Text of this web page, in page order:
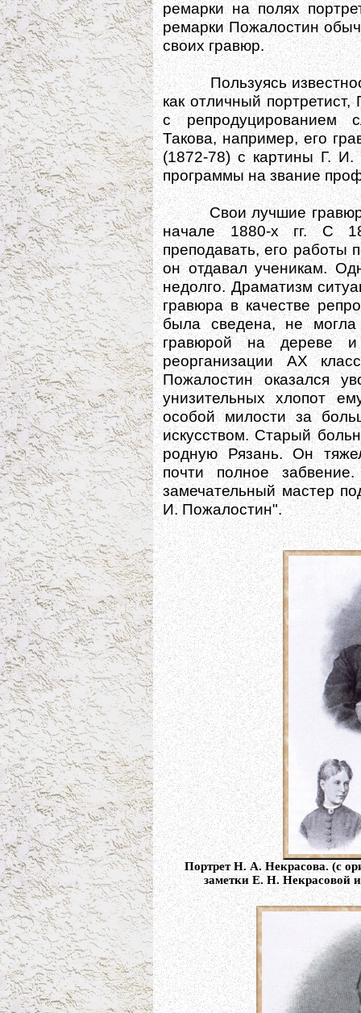
ремарки на полях
ремарки Пожалостин
своих гравюр.
Пользуясь
как отличный
с репродуцированием
Такова, например, его
(1872-78) с картины Г. И.
программы на звание
Свои лучшие гравюры
начале 1880-х гг. С
преподавать, его работы
он отдавал ученикам.
недолго. Драматизм
гравюра в качестве
была сведена, не могла
гравюрой на дереве
реорганизации АХ
Пожалостин оказался
унизительных хлопот
особой милости за
искусством. Старый
родную Рязань. Он
почти полное
замечательный мастер
И. Пожалостин".
Портрет Н. А. Некрасова. (с
заметки Е. Н. Некрасовой